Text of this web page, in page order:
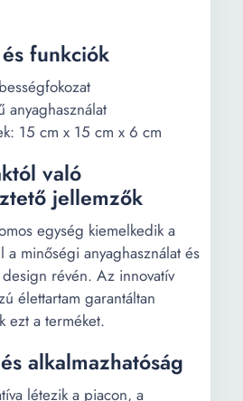
funkciók
anyaghasználat
15 cm x 15 cm x 6 cm
való
jellemzők
egység kiemelkedik a
a minőségi anyaghasználat és
révén. Az innovatív
élettartam garantáltan
ezt a terméket.
alkalmazhatóság
létezik a piacon, a